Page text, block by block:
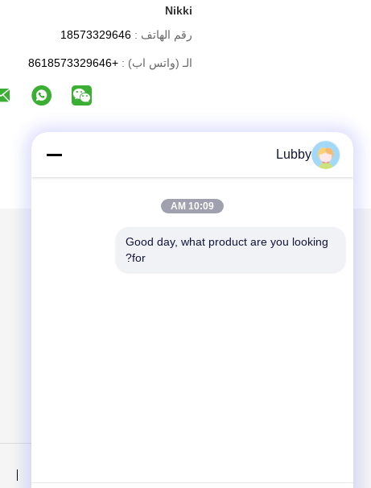
Nikki
رقم الهاتف :
الـ (واتس اب) : +8618573329646
Lubby
10:09 AM
Good day, what product are you looking
for?